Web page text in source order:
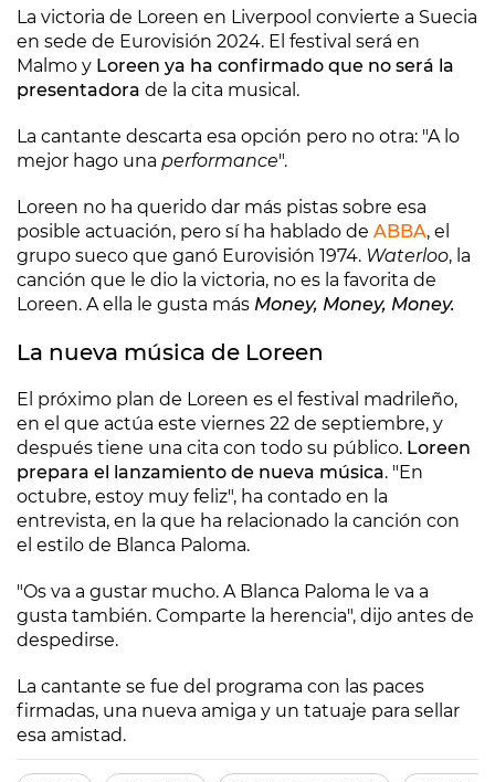
La victoria de Loreen en Liverpool convierte a Suecia
en sede de Eurovisión 2024. El festival será en
Malmo y Loreen ya ha confirmado que no será la
presentadora de la cita musical.
La cantante descarta esa opción pero no otra: "A lo
mejor hago una performance".
Loreen no ha querido dar más pistas sobre esa
posible actuación, pero sí ha hablado de ABBA, el
grupo sueco que ganó Eurovisión 1974. Waterloo, la
canción que le dio la victoria, no es la favorita de
Loreen. A ella le gusta más Money, Money, Money.
La nueva música de Loreen
El próximo plan de Loreen es el festival madrileño,
en el que actúa este viernes 22 de septiembre, y
después tiene una cita con todo su público. Loreen
prepara el lanzamiento de nueva música. "En
octubre, estoy muy feliz", ha contado en la
entrevista, en la que ha relacionado la canción con
el estilo de Blanca Paloma.
"Os va a gustar mucho. A Blanca Paloma le va a
gusta también. Comparte la herencia", dijo antes de
despedirse.
La cantante se fue del programa con las paces
firmadas, una nueva amiga y un tatuaje para sellar
esa amistad.